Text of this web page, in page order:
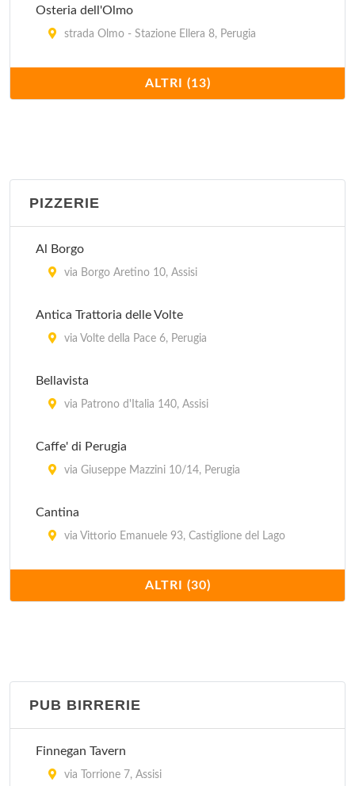
Osteria dell'Olmo
strada Olmo - Stazione Ellera 8, Perugia
via della Viola 18, Perugia
San Pietro Enoteca e Osteria
Sorella Luna
Trattoria da Mario il Rugantino
Trattoria degli Angeli
ALTRI (13)
PIZZERIE
Al Borgo
via Borgo Aretino 10, Assisi
Antica Trattoria delle Volte
via Volte della Pace 6, Perugia
Bellavista
via Patrono d'Italia 140, Assisi
Caffe' di Perugia
via Giuseppe Mazzini 10/14, Perugia
Cantina
via Vittorio Emanuele 93, Castiglione del Lago
corso Cavour 28, Perugia
Da Angelo
Da Boccione
ALTRI (30)
PUB BIRRERIE
Finnegan Tavern
via Torrione 7, Assisi